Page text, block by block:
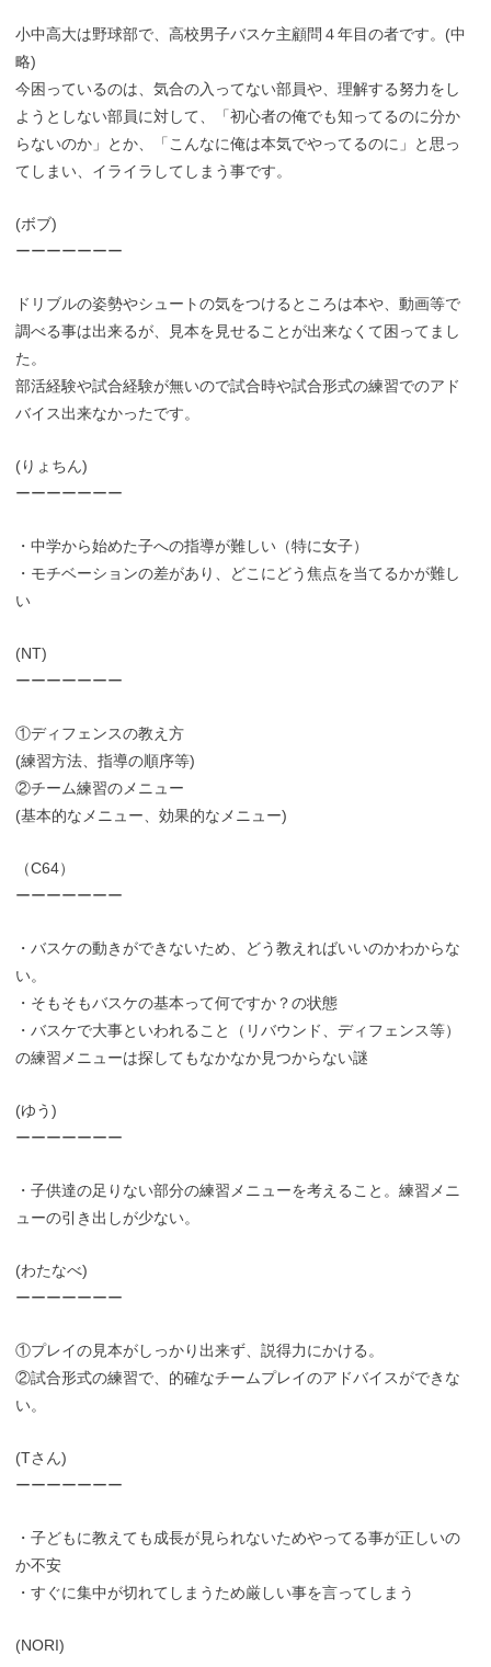
小中高大は野球部で、高校男子バスケ主顧問４年目の者です。(中
略)
今困っているのは、気合の入ってない部員や、理解する努力をし
ようとしない部員に対して、「初心者の俺でも知ってるのに分か
らないのか」とか、「こんなに俺は本気でやってるのに」と思っ
てしまい、イライラしてしまう事です。
(ボブ)
ーーーーーーー
ドリブルの姿勢やシュートの気をつけるところは本や、動画等で
調べる事は出来るが、見本を見せることが出来なくて困ってまし
た。
部活経験や試合経験が無いので試合時や試合形式の練習でのアド
バイス出来なかったです。
(りょちん)
ーーーーーーー
・中学から始めた子への指導が難しい（特に女子）
・モチベーションの差があり、どこにどう焦点を当てるかが難し
い
(NT)
ーーーーーーー
①ディフェンスの教え方
(練習方法、指導の順序等)
②チーム練習のメニュー
(基本的なメニュー、効果的なメニュー)
（C64）
ーーーーーーー
・バスケの動きができないため、どう教えればいいのかわからな
い。
・そもそもバスケの基本って何ですか？の状態
・バスケで大事といわれること（リバウンド、ディフェンス等）
の練習メニューは探してもなかなか見つからない謎
(ゆう)
ーーーーーーー
・子供達の足りない部分の練習メニューを考えること。練習メニ
ューの引き出しが少ない。
(わたなべ)
ーーーーーーー
①プレイの見本がしっかり出来ず、説得力にかける。
②試合形式の練習で、的確なチームプレイのアドバイスができな
い。
(Tさん)
ーーーーーーー
・子どもに教えても成長が見られないためやってる事が正しいの
か不安
・すぐに集中が切れてしまうため厳しい事を言ってしまう
(NORI)